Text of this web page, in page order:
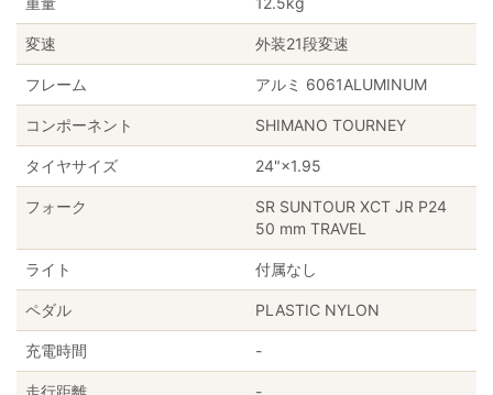
変速 外装21段変速
フレーム アルミ 6061ALUMINUM
コンポーネント SHIMANO TOURNEY
タイヤサイズ 24"×1.95
フォーク
SR SUNTOUR XCT JR P24
50 mm TRAVEL
ライト 付属なし
ペダル PLASTIC NYLON
充電時間 -